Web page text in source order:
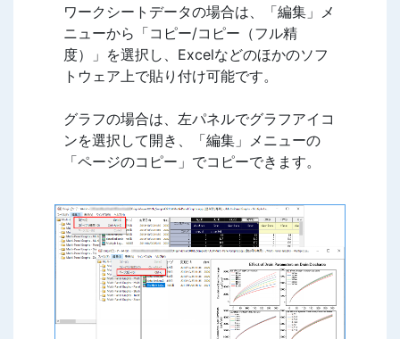
ワークシートデータの場合は、「編集」メ
ニューから「コピー/コピー（フル精
度）」を選択し、Excelなどのほかのソフ
トウェア上で貼り付け可能です。
グラフの場合は、左パネルでグラフアイコ
ンを選択して開き、「編集」メニューの
「ページのコピー」でコピーできます。